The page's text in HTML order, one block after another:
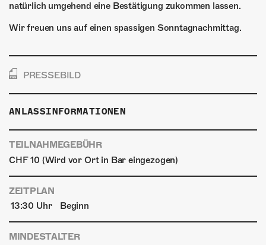
natürlich umgehend eine Bestätigung zukommen lassen.
Wir freuen uns auf einen spassigen Sonntagnachmittag.
PRESSEBILD
ANLASSINFORMATIONEN
TEILNAHMEGEBÜHR
CHF 10 (Wird vor Ort in Bar eingezogen)
ZEITPLAN
13:30 Uhr
Beginn
MINDESTALTER